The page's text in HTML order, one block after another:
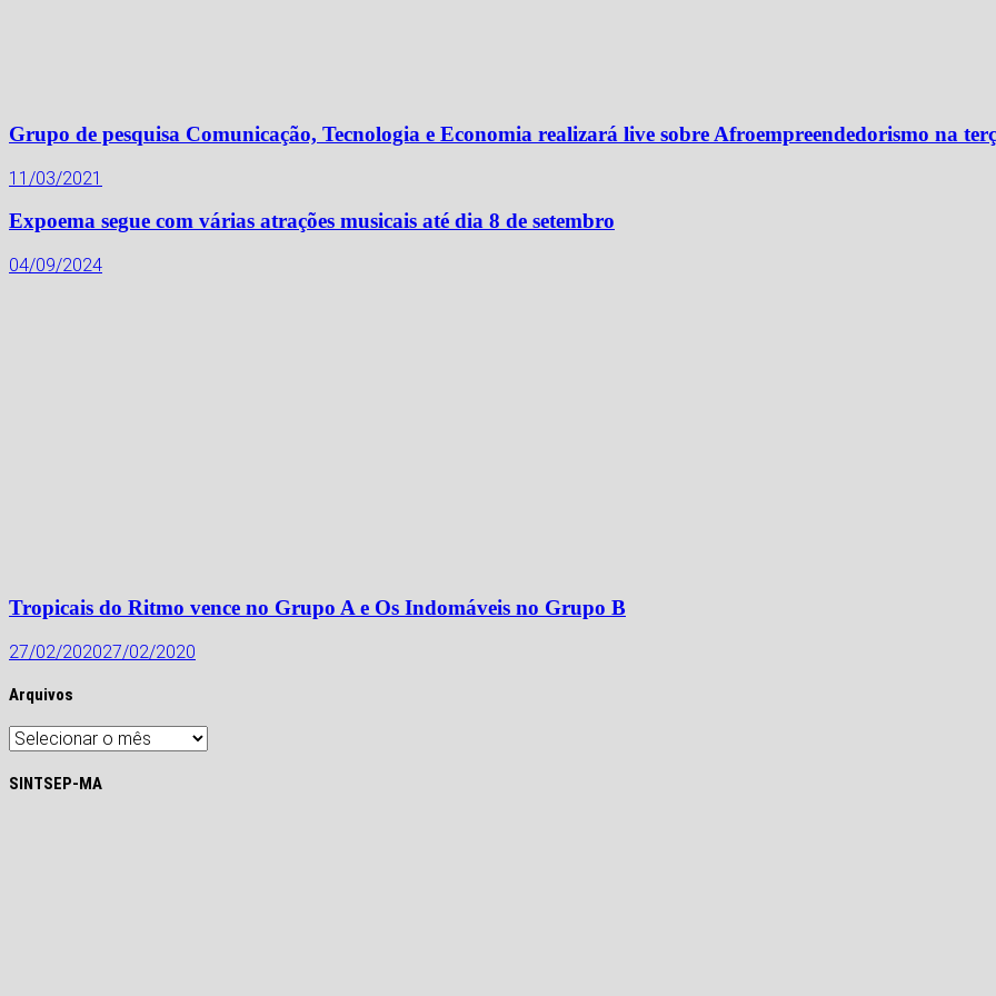
Grupo de pesquisa Comunicação, Tecnologia e Economia realizará live sobre Afroempreendedorismo na
11/03/2021
Expoema segue com várias atrações musicais até dia 8 de setembro
04/09/2024
Tropicais do Ritmo vence no Grupo A e Os Indomáveis no Grupo B
27/02/202027/02/2020
Arquivos
Arquivos
SINTSEP-MA